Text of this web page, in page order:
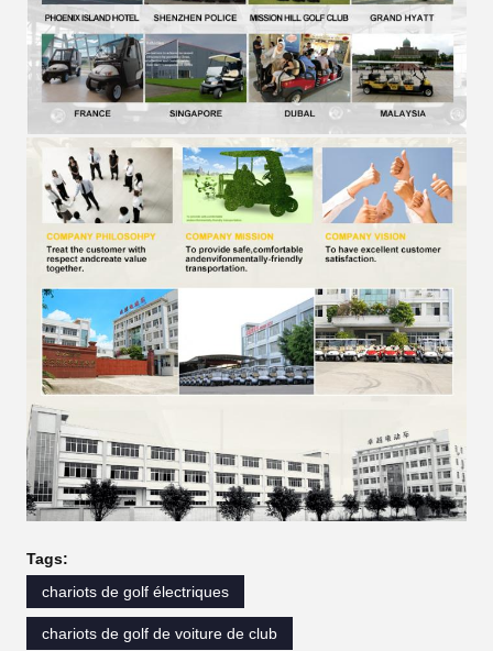
Tags:
chariots de golf électriques
chariots de golf de voiture de club